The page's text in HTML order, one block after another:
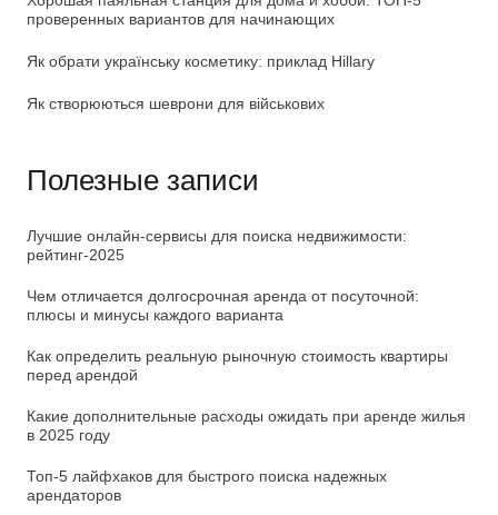
проверенных вариантов для начинающих
Як обрати українську косметику: приклад Hillary
Як створюються шеврони для військових
Полезные записи
Лучшие онлайн-сервисы для поиска недвижимости:
рейтинг-2025
Чем отличается долгосрочная аренда от посуточной:
плюсы и минусы каждого варианта
Как определить реальную рыночную стоимость квартиры
перед арендой
Какие дополнительные расходы ожидать при аренде жилья
в 2025 году
Топ-5 лайфхаков для быстрого поиска надежных
арендаторов